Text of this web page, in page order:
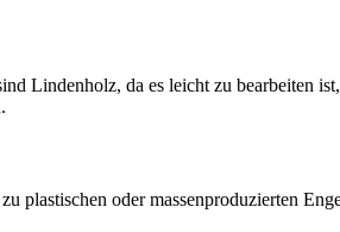
Lindenholz, ‍da es leicht zu bearbeiten
plastischen oder massenproduzierten‌